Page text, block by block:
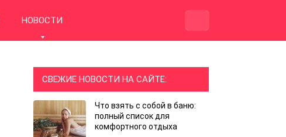
НОВОСТИ
СВЕЖИЕ НОВОСТИ НА САЙТЕ:
Что взять с собой в баню:
полный список для
комфортного отдыха